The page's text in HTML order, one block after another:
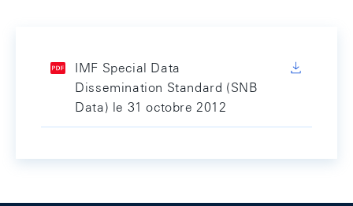
IMF Special Data
Dissemination Standard (SNB
Data) le 31 octobre 2012